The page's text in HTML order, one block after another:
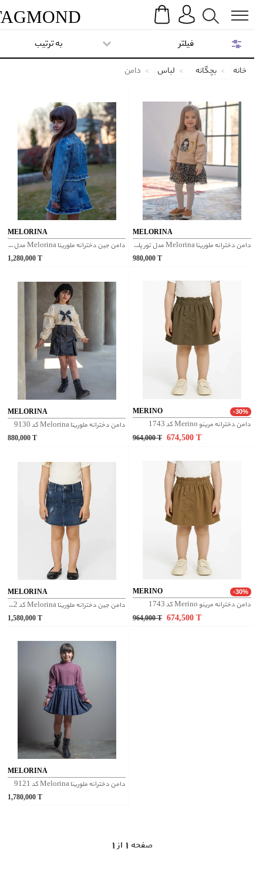
Search
TAGMOND
به ترتیب
خانه بچگانه لباس دامن
MELORINA
دامن جین دخترانه ملورینا Melorina مدل چیندار کد 9144
1,280,000
MELORINA
دامن دخترانه ملورینا Melorina مدل تور پلنگی 9145
980,000
MELORINA
دامن دخترانه ملورینا Melorina کد 9130
880,000
MERINO -30%
دامن دخترانه مرینو Merino کد 1743
964,000 T 674,500
MELORINA
دامن جین دخترانه ملورینا Melorina کد 42102
1,580,000
MERINO -30%
دامن دخترانه مرینو Merino کد 1743
964,000 T 674,500
MELORINA
دامن دخترانه ملورینا Melorina کد 9121
1,780,000
1 صفحه 1 از
فیلتر